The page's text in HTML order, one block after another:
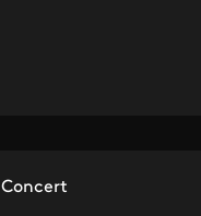
Concert